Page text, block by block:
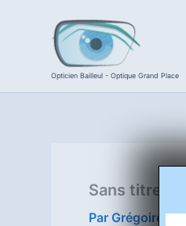
Opticien Bailleul - Optique Grand Place
Sans titre (6)
Par Grégoire